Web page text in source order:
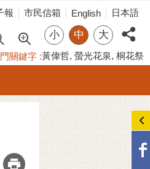
報 市民信箱 English 日本語
小 中 大
關鍵字 黃偉哲 螢光花泉 桐花祭
_